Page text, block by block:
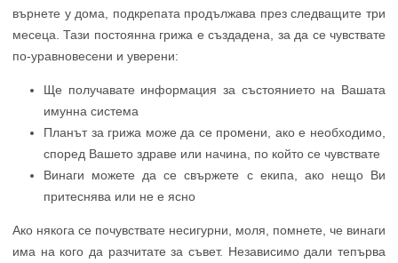
върнете у дома, подкрепата продължава през следващите три
месеца. Тази постоянна грижа е създадена, за да се чувствате
по-уравновесени и уверени:
Ще получавате информация за състоянието на Вашата
имунна система
Планът за грижа може да се промени, ако е необходимо,
според Вашето здраве или начина, по който се чувствате
Винаги можете да се свържете с екипа, ако нещо Ви
притеснява или не е ясно
Ако някога се почувствате несигурни, моля, помнете, че винаги
има на кого да разчитате за съвет. Независимо дали тепърва